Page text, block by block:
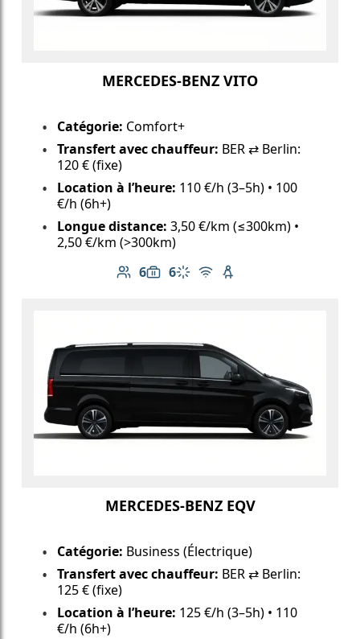
MERCEDES-BENZ VITO
Catégorie: Comfort+
Transfert avec chauffeur: BER ⇄ Berlin:
120 € (fixe)
Location à l’heure: 110 €/h (3–5h) • 100
€/h (6h+)
Longue distance: 3,50 €/km (≤300km) •
2,50 €/km (>300km)
6
Nombre de passagers: 6
6
Capacité des bagages: 6
Climatisation
Wi-Fi gratuit
Siège enfant
MERCEDES-BENZ EQV
Catégorie: Business (Électrique)
Transfert avec chauffeur: BER ⇄ Berlin:
125 € (fixe)
Location à l’heure: 125 €/h (3–5h) • 110
€/h (6h+)